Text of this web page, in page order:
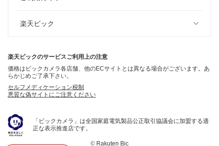
楽天ビック
楽天ビックのサービスご利用上の注意
価格はビックカメラ各店舗、他のECサイトとは異なる場合がございます。あ
らかじめご了承下さい。
セルフメディケーション税制
悪質な偽サイトにご注意ください
「ビックカメラ」は全国家庭電気製品公正取引協議会に加盟する適
正な表示推進店です。
© Rakuten Bic